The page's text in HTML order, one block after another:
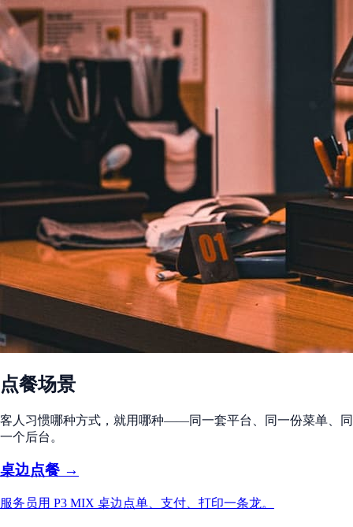
点餐场景
客人习惯哪种方式，就用哪种——同一套平台、同一份菜单、同
一个后台。
桌边点餐 →
服务员用 P3 MIX 桌边点单、支付、打印一条龙。